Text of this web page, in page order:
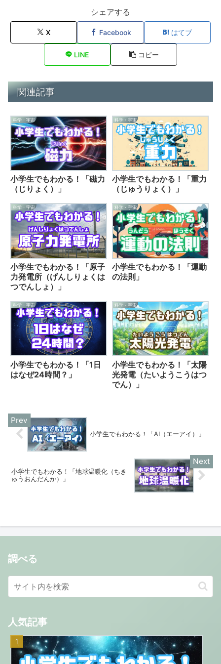
シェアする
X Facebook はてブ
LINE コピー
関連記事
科学・宇宙
小学生でもわかる！「磁力
（じりょく）」
科学・宇宙
小学生でもわかる！「重力
（じゅうりょく）」
科学・宇宙
小学生でもわかる！「原子
力発電所（げんしりょくは
つでんしょ）」
科学・宇宙
小学生でもわかる！「運動
の法則」
科学・宇宙
小学生でもわかる！「1日
はなぜ24時間？」
科学・宇宙
小学生でもわかる！「太陽
光発電（たいようこうはつ
でん）」
小学生でもわかる！「AI（エーアイ）」
小学生でもわかる！「地球温暖化（ちき
ゅうおんだんか）」
調べる
人気記事